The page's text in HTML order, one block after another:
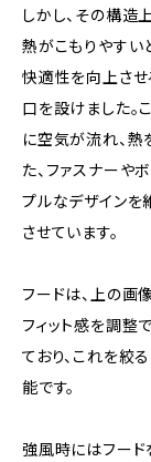
しかし、その構造
熱がこもりやすい
快適性を向上させ
口を設けました。
に空気が流れ、熱
た、ファスナーや
プルなデザインを
させています。
フードは、上の画
フィット感を調整
ており、これを絞
能です。
強風時にはフード